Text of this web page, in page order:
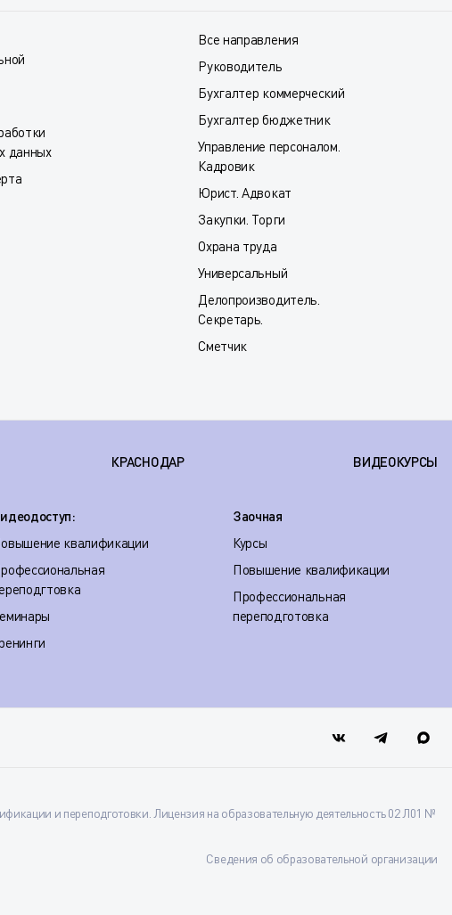
данных
Все направления
Руководитель
Бухгалтер коммерческий
Бухгалтер бюджетник
Управление персоналом.
Кадровик
Юрист. Адвокат
Закупки. Торги
Охрана труда
Универсальный
Делопроизводитель.
Секретарь.
Сметчик
КРАСНОДАР ВИДЕОКУРСЫ
квалификации
Заочная
Курсы
Повышение квалификации
Профессиональная
переподготовка
и переподготовки. Лицензия на образовательную деятельность 02 Л01 №
Сведения об образовательной организации